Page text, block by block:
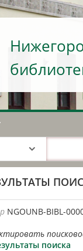
NGOUNB-BIBL-
поиска